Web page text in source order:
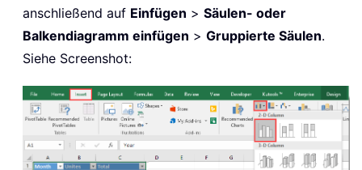
anschließend auf Einfügen > Säulen- oder
Balkendiagramm einfügen > Gruppierte Säulen.
Siehe Screenshot: